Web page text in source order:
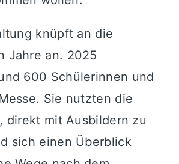
knüpft an die
Jahre an. 2025
600 Schülerinnen und
Sie nutzten die
direkt mit Ausbildern zu
sich einen Überblick